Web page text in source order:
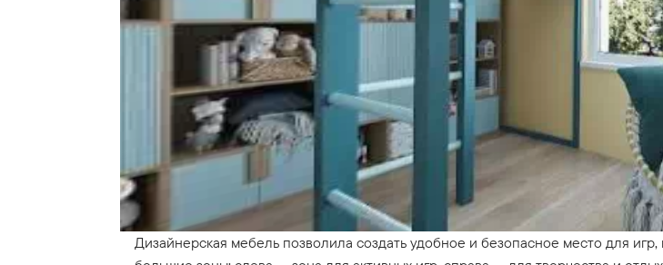
Дизайнерская мебель позволила создать удобное и безопасное место для